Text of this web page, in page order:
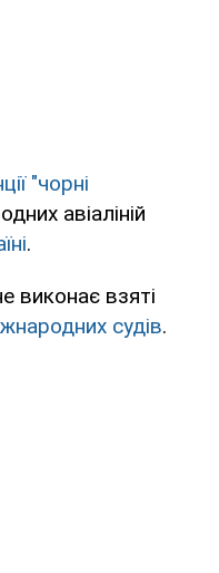
"чорні
авіаліній
.
виконає взяті
судів.